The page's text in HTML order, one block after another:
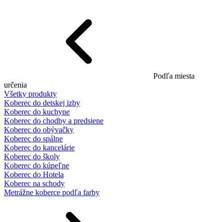
Podľa miesta
určenia
Všetky produkty
Koberec do detskej izby
Koberec do kuchyne
Koberec do chodby a predsiene
Koberec do obývačky
Koberec do spálne
Koberec do kancelárie
Koberec do školy
Koberec do kúpeľne
Koberec do Hotela
Koberec na schody
Metrážne koberce podľa farby